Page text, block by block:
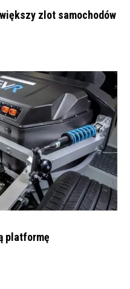
zlot samochodów
platformę